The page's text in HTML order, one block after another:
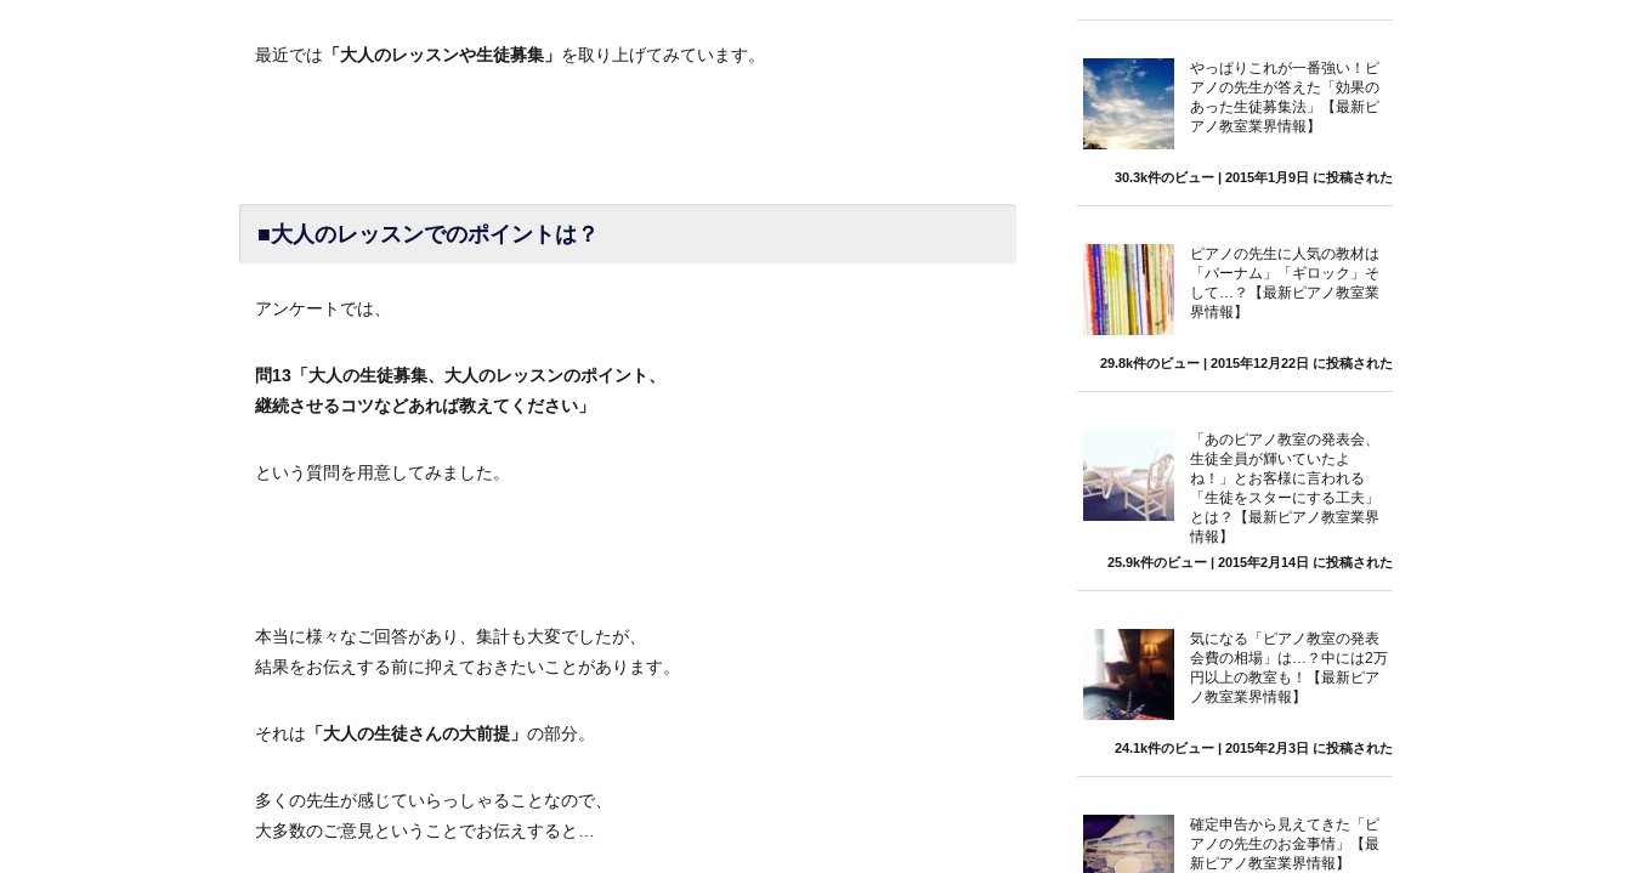
最近では 「大人のレッスンや生徒募集」 を取り上げてみています。
■大人のレッスンでのポイントは？
アンケートでは、
問13「大人の生徒募集、大人のレッスンのポイント、
継続させるコツなどあれば教えてください」
という質問を用意してみました。
本当に様々なご回答があり、集計も大変でしたが、
結果をお伝えする前に抑えておきたいことがあります。
それは 「大人の生徒さんの大前提」 の部分。
多くの先生が感じていらっしゃることなので、
大多数のご意見ということでお伝えすると…
やっぱりこれが一番強い！ピ
アノの先生が答えた「効果の
あった生徒募集法」【最新ピ
アノ教室業界情報】
30.3k件のビュー | 2015年1月9日 に投稿された
ピアノの先生に人気の教材は
「バーナム」「ギロック」そ
して…？【最新ピアノ教室業
界情報】
29.8k件のビュー | 2015年12月22日 に投稿された
「あのピアノ教室の発表会、
生徒全員が輝いていたよ
ね！」とお客様に言われる
「生徒をスターにする工夫」
とは？【最新ピアノ教室業界
情報】
25.9k件のビュー | 2015年2月14日 に投稿された
気になる「ピアノ教室の発表
会費の相場」は…？中には2万
円以上の教室も！【最新ピア
ノ教室業界情報】
24.1k件のビュー | 2015年2月3日 に投稿された
確定申告から見えてきた「ピ
アノの先生のお金事情」【最
新ピアノ教室業界情報】